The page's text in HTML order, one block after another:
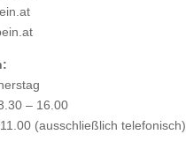
– 16.00
(ausschließlich telefonisch)